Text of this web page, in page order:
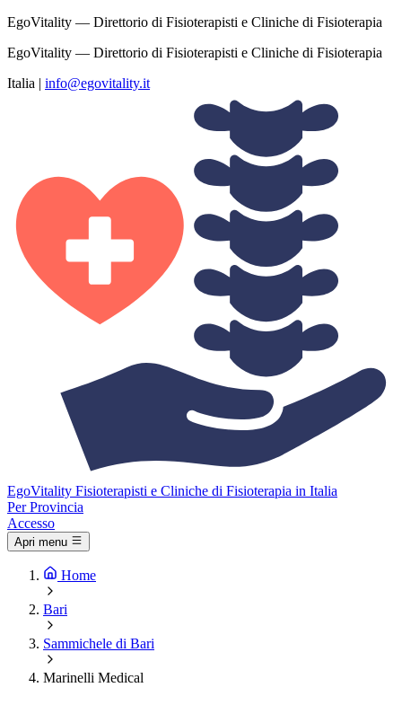
EgoVitality — Direttorio di Fisioterapisti e Cliniche di Fisioterapia
EgoVitality — Direttorio di Fisioterapisti e Cliniche di Fisioterapia
Italia | info@egovitality.it
EgoVitality Fisioterapisti e Cliniche di Fisioterapia in Italia
Per Provincia
Accesso
Apri menu
Home
Bari
Sammichele di Bari
Marinelli Medical